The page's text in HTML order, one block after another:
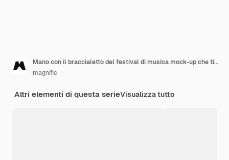
Mano con il braccialetto del festival di musica mock-up che tiene il biglietto del concerto
magnific
Altri elementi di questa serieVisualizza tutto